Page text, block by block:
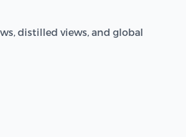
distilled views, and global